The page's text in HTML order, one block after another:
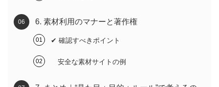
6. 素材利用のマナーと著作権
✔ 確認すべきポイント
安全な素材サイトの例